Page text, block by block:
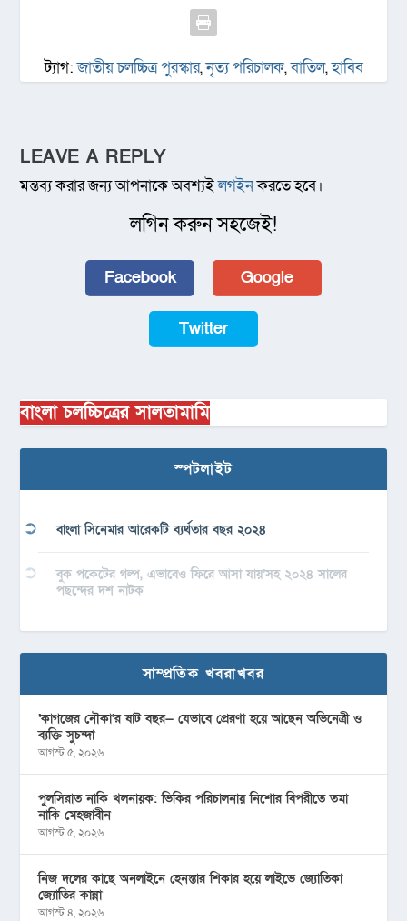
ট্যাগ:জাতীয় চলচ্চিত্র পুরস্কার,নৃত্য পরিচালক,বাতিল,হাবিব
LEAVE A REPLY
মন্তব্য করার জন্য আপনাকে অবশ্যইলগইনকরতে হবে।
লগিন করুন সহজেই!
Facebook Google
Twitter
বাংলা চলচ্চিত্রের সালতামামি
স্পটলাইট
বাংলা সিনেমার আরেকটি ব্যর্থতার বছর ২০২৪
বুক পকেটের গল্প, এভাবেও ফিরে আসা যায়’সহ ২০২৪ সালের
পছন্দের দশ নাটক
সাম্প্রতিক খবরাখবর
‘কাগজের নৌকা’র ষাট বছর— যেভাবে প্রেরণা হয়ে আছেন অভিনেত্রী ও
ব্যক্তি সুচন্দা
আগস্ট ৫, ২০২৬
পুলসিরাত নাকি খলনায়ক: ভিকির পরিচালনায় নিশোর বিপরীতে তমা
নাকি মেহজাবীন
আগস্ট ৫, ২০২৬
নিজ দলের কাছে অনলাইনে হেনস্তার শিকার হয়ে লাইভে জ্যোতিকা
জ্যোতির কান্না
আগস্ট ৪, ২০২৬